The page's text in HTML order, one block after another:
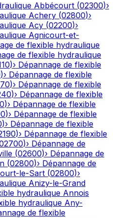
Abbécourt (02300)›
Achery (02800)›
Acy (02200)›
Agnicourt-et-
de flexible hydraulique
de flexible hydraulique
)› Dépannage de flexible
)› Dépannage de flexible
)› Dépannage de flexible
)› Dépannage de flexible
)› Dépannage de flexible
)› Dépannage de flexible
)› Dépannage de flexible
)› Dépannage de flexible
)› Dépannage de
(02600)› Dépannage de
(02800)› Dépannage de
le-Sart (02800)›
Anizy-le-Grand
hydraulique Annois
hydraulique Any-
de flexible